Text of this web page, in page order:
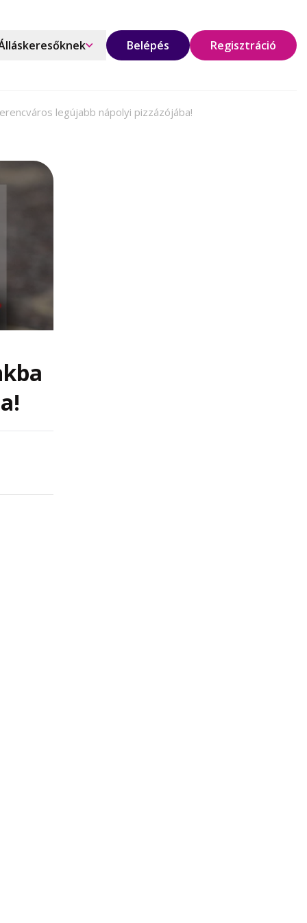
Belépés Regisztráció
legújabb nápolyi pizzázójába!